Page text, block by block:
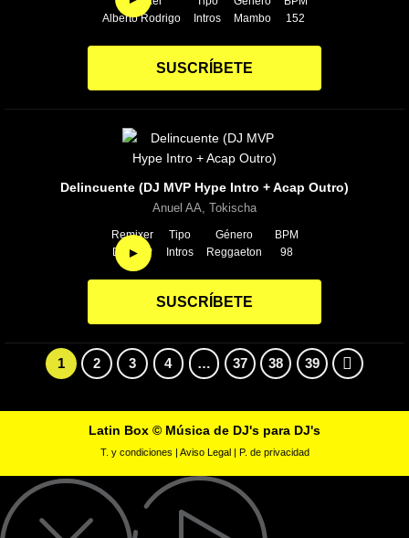
Alberto Rodrigo
Intros
Mambo
152
SUSCRÍBETE
►
Delincuente (DJ MVP Hype Intro + Acap Outro)
Anuel AA, Tokischa
Remixer
DJ MVP
Tipo
Intros
Género
Reggaeton
BPM
98
SUSCRÍBETE
1 2 3 4 … 37 38 39
Latin Box © Música de DJ's para DJ's
T. y condiciones | Aviso Legal| P. de privacidad